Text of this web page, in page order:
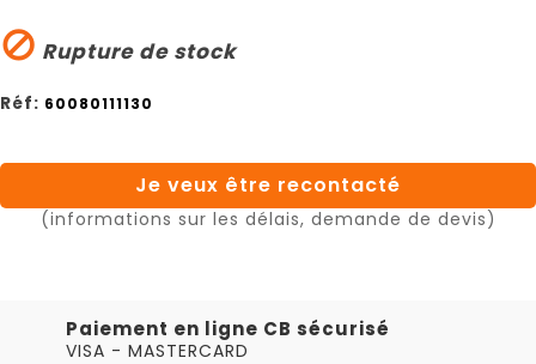
 Rupture de stock
Réf: 60080111130
Je veux être recontacté
(informations sur les délais, demande de devis)
Paiement en ligne CB sécurisé
VISA - MASTERCARD